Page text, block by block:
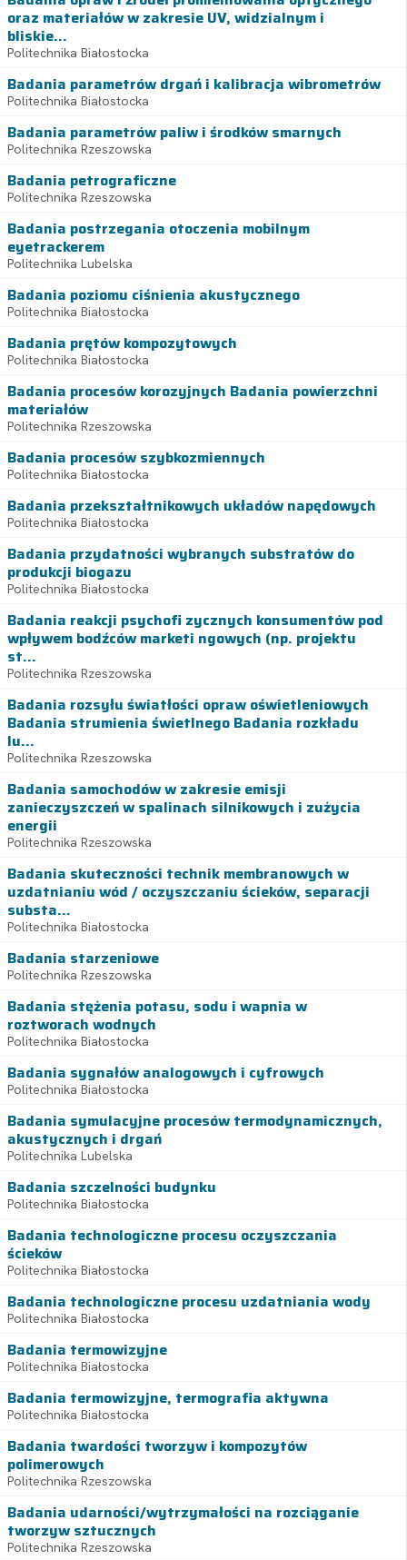
oraz materiałów w zakresie UV, widzialnym i
bliskie...
Politechnika Białostocka
Badania parametrów drgań i kalibracja wibrometrów
Politechnika Białostocka
Badania parametrów paliw i środków smarnych
Politechnika Rzeszowska
Badania petrograficzne
Politechnika Rzeszowska
Badania postrzegania otoczenia mobilnym
eyetrackerem
Politechnika Lubelska
Badania poziomu ciśnienia akustycznego
Politechnika Białostocka
Badania prętów kompozytowych
Politechnika Białostocka
Badania procesów korozyjnych Badania powierzchni
materiałów
Politechnika Rzeszowska
Badania procesów szybkozmiennych
Politechnika Białostocka
Badania przekształtnikowych układów napędowych
Politechnika Białostocka
Badania przydatności wybranych substratów do
produkcji biogazu
Politechnika Białostocka
Badania reakcji psychofi zycznych konsumentów pod
wpływem bodźców marketi ngowych (np. projektu
st...
Politechnika Rzeszowska
Badania rozsyłu światłości opraw oświetleniowych
Badania strumienia świetlnego Badania rozkładu
lu...
Politechnika Rzeszowska
Badania samochodów w zakresie emisji
zanieczyszczeń w spalinach silnikowych i zużycia
energii
Politechnika Rzeszowska
Badania skuteczności technik membranowych w
uzdatnianiu wód / oczyszczaniu ścieków, separacji
substa...
Politechnika Białostocka
Badania starzeniowe
Politechnika Rzeszowska
Badania stężenia potasu, sodu i wapnia w
roztworach wodnych
Politechnika Białostocka
Badania sygnałów analogowych i cyfrowych
Politechnika Białostocka
Badania symulacyjne procesów termodynamicznych,
akustycznych i drgań
Politechnika Lubelska
Badania szczelności budynku
Politechnika Białostocka
Badania technologiczne procesu oczyszczania
ścieków
Politechnika Białostocka
Badania technologiczne procesu uzdatniania wody
Politechnika Białostocka
Badania termowizyjne
Politechnika Białostocka
Badania termowizyjne, termografia aktywna
Politechnika Białostocka
Badania twardości tworzyw i kompozytów
polimerowych
Politechnika Rzeszowska
Badania udarności/wytrzymałości na rozciąganie
tworzyw sztucznych
Politechnika Rzeszowska